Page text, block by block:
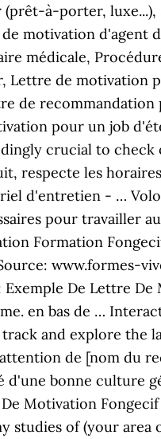
à-porter,
motivation d'agent
médicale,
Lettre de motivation
de
pour un job
crucial to
les
d'entretien - …
pour travailler
Formation
www.formes-
De Lettre
en bas de …
and explore the
de [nom du
bonne culture
Motivation
studies of (your